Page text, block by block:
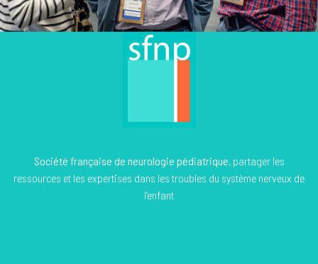
Société française de neurologie pédiatrique, partager les
ressources et les expertises dans les troubles du système nerveux de
l’enfant